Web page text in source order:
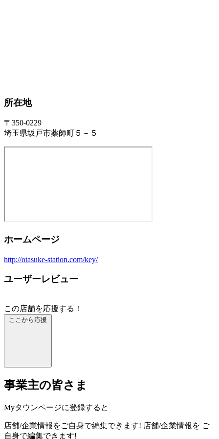
所在地
〒350-0229
埼玉県坂戸市薬師町５－５
ホームページ
http://otasuke-station.com/key/
ユーザーレビュー
この店舗を応援する！
ここから応援
事業主の皆さま
Myタウンページに登録すると
店舗/企業情報をご自身で編集できます! 店舗/企業情報を ご
自身で編集できます!